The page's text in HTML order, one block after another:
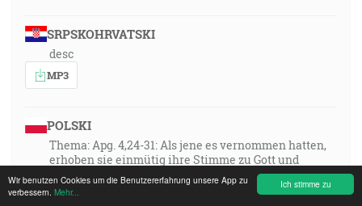
Ich stimme zu
Wir benutzen Cookies um die Benutzererfahrung unsere App zu
verbessern. Mehr...
SRPSKOHRVATSKI
desc
MP3
POLSKI
Thema: Apg. 4,24-31: Als jene es vernommen hatten,
erhoben sie einmütig ihre Stimme zu Gott und
beteten!
MP3